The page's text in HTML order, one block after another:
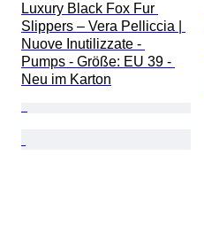
Luxury Black Fox Fur
Slippers – Vera Pelliccia |
Nuove Inutilizzate -
Pumps - Größe: EU 39 -
Neu im Karton